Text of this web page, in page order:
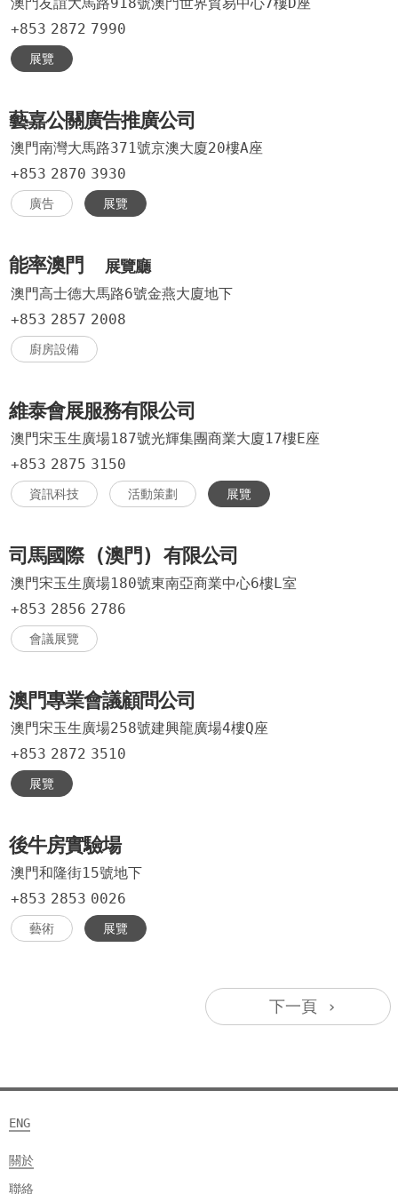
+853 2872 7990
展覽
藝嘉公關廣告推廣公司
澳門南灣大馬路371號京澳大廈20樓A座
+853 2870 3930
廣告 展覽
能率澳門 展覽廳
澳門高士德大馬路6號金燕大廈地下
+853 2857 2008
廚房設備
維泰會展服務有限公司
澳門宋玉生廣場187號光輝集團商業大廈17樓E座
+853 2875 3150
資訊科技 活動策劃 展覽
司馬國際 (澳門) 有限公司
澳門宋玉生廣場180號東南亞商業中心6樓L室
+853 2856 2786
會議展覽
澳門專業會議顧問公司
澳門宋玉生廣場258號建興龍廣場4樓Q座
+853 2872 3510
展覽
後牛房實驗場
澳門和隆街15號地下
+853 2853 0026
藝術 展覽
下一頁 ›
ENG
關於
聯絡